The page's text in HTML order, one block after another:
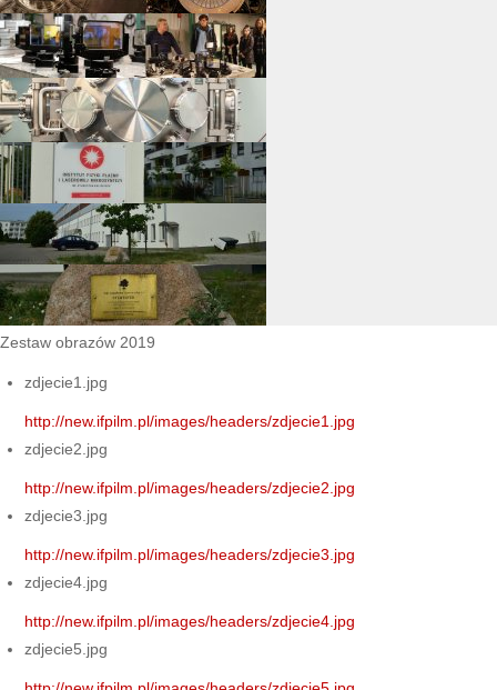
Zestaw obrazów 2019
zdjecie1.jpg
http://new.ifpilm.pl/images/headers/zdjecie1.jpg
zdjecie2.jpg
http://new.ifpilm.pl/images/headers/zdjecie2.jpg
zdjecie3.jpg
http://new.ifpilm.pl/images/headers/zdjecie3.jpg
zdjecie4.jpg
http://new.ifpilm.pl/images/headers/zdjecie4.jpg
zdjecie5.jpg